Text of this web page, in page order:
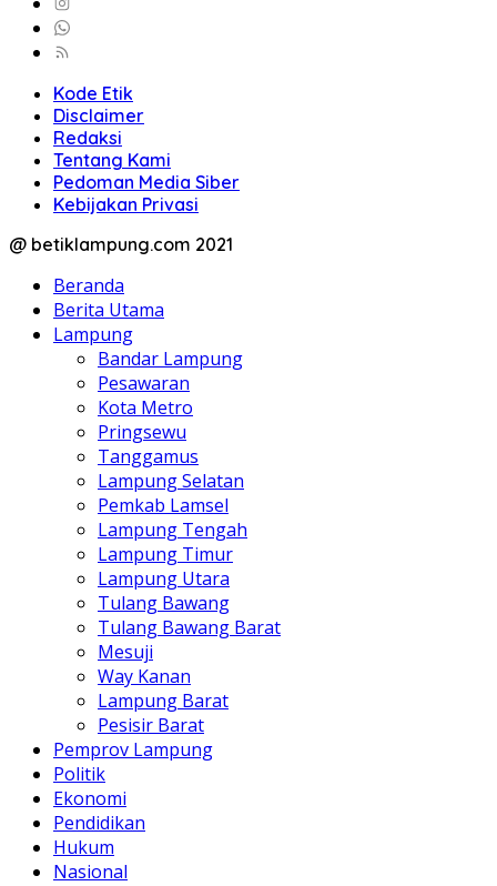
Kode Etik
Disclaimer
Redaksi
Tentang Kami
Pedoman Media Siber
Kebijakan Privasi
@ betiklampung.com 2021
Beranda
Berita Utama
Lampung
Bandar Lampung
Pesawaran
Kota Metro
Pringsewu
Tanggamus
Lampung Selatan
Pemkab Lamsel
Lampung Tengah
Lampung Timur
Lampung Utara
Tulang Bawang
Tulang Bawang Barat
Mesuji
Way Kanan
Lampung Barat
Pesisir Barat
Pemprov Lampung
Politik
Ekonomi
Pendidikan
Hukum
Nasional